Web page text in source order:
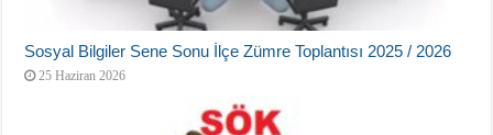
Sosyal Bilgiler Sene Sonu İlçe Zümre Toplantısı 2025 / 2026
25 Haziran 2026